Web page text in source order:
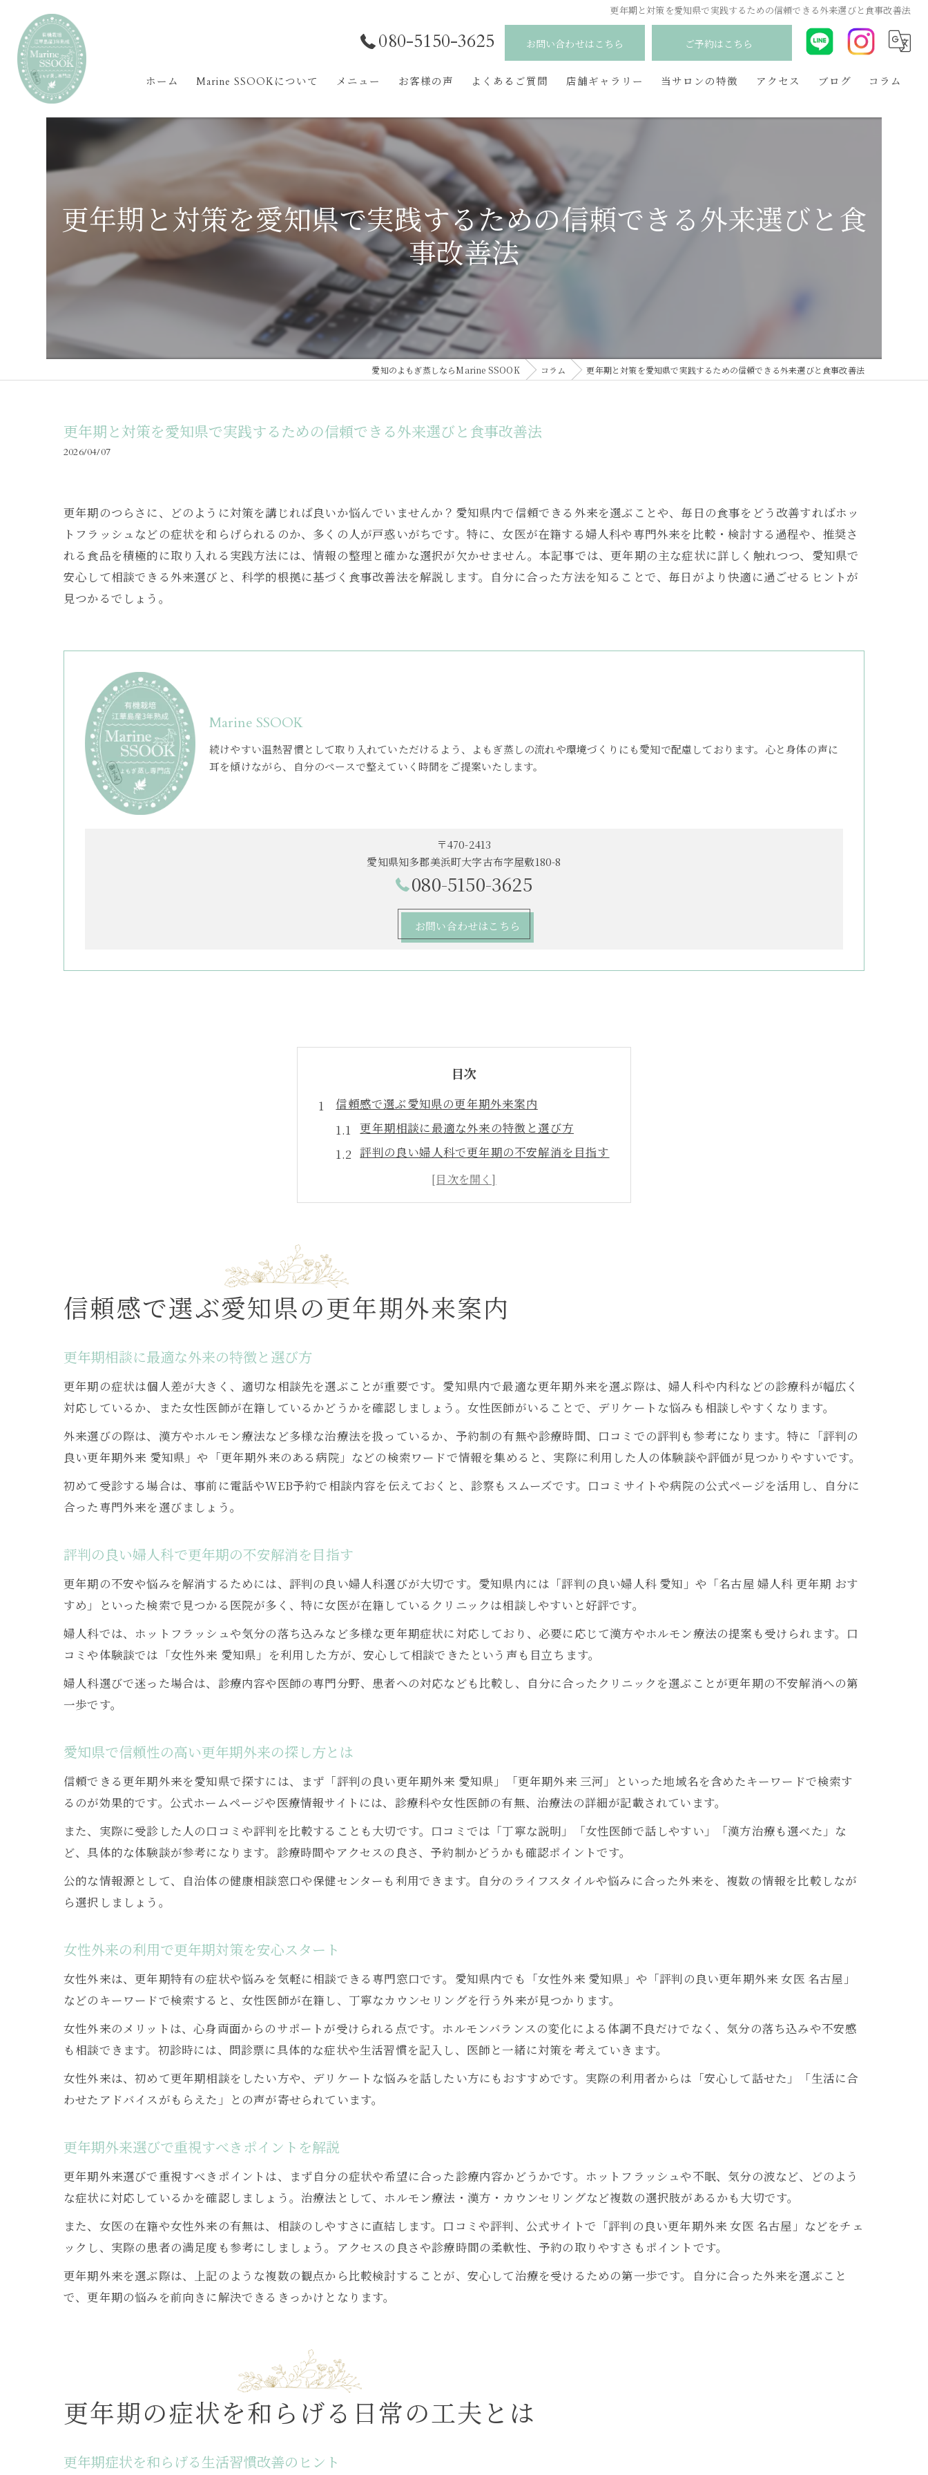
更年期と対策を愛知県で実践するための信頼できる外来選びと食事改善法
080-5150-3625 お問い合わせはこちら ご予約はこちら
ホーム Marine SSOOKについて メニュー お客様の声 よくあるご質問 店舗ギャラリー 当サロンの特徴
更年期
アクセス ブログ コラム
更年期と対策を愛知県で実践するための信頼できる外来選びと食
事改善法
愛知のよもぎ蒸しならMarine SSOOK コラム 更年期と対策を愛知県で実践するための信頼できる外来選びと食事改善法
更年期と対策を愛知県で実践するための信頼できる外来選びと食事改善法
2026/04/07
更年期のつらさに、どのように対策を講じれば良いか悩んでいませんか？愛知県内で信頼できる外来を選ぶことや、毎日の食事をどう改善すればホッ
トフラッシュなどの症状を和らげられるのか、多くの人が戸惑いがちです。特に、女医が在籍する婦人科や専門外来を比較・検討する過程や、推奨さ
れる食品を積極的に取り入れる実践方法には、情報の整理と確かな選択が欠かせません。本記事では、更年期の主な症状に詳しく触れつつ、愛知県で
安心して相談できる外来選びと、科学的根拠に基づく食事改善法を解説します。自分に合った方法を知ることで、毎日がより快適に過ごせるヒントが
見つかるでしょう。
Marine SSOOK
続けやすい温熱習慣として取り入れていただけるよう、よもぎ蒸しの流れや環境づくりにも愛知で配慮しております。心と身体の声に
耳を傾けながら、自分のペースで整えていく時間をご提案いたします。
〒470-2413
愛知県知多郡美浜町大字古布字屋敷180-8
080-5150-3625
お問い合わせはこちら
目次
信頼感で選ぶ愛知県の更年期外来案内
更年期相談に最適な外来の特徴と選び方
評判の良い婦人科で更年期の不安解消を目指す
愛知県で信頼性の高い更年期外来の探し方とは
女性外来の利用で更年期対策を安心スタート
ホットフラッシュ対策に有効な毎日の工夫
更年期に役立つストレス軽減法を取り入れる
女医在籍の外来で安心相談できる更年期対策
女医が対応する更年期外来の安心ポイント
女性外来で受ける更年期相談のメリット
更年期不調を丁寧に聞く女医外来の魅力
女性医師と一緒に考える更年期対策実例
婦人科外来選びで重視する更年期ケアの視点
愛知県内の更年期外来を比較するチェック法
更年期外来の診療内容と選ぶ際のポイント
口コミと経験談から選ぶ婦人科外来の特徴
ホットフラッシュ軽減に役立つ食事法解説
毎日続けやすいホットフラッシュ対策レシピ
更年期のためのバランス食で心身を整える
今注目の更年期サポート法と外来の選び方
最新の更年期サポート法と外来選びの基準
更年期外来の新しいサービスと活用方法
信頼感で選ぶ愛知県の更年期外来案内
更年期相談に最適な外来の特徴と選び方
更年期の症状は個人差が大きく、適切な相談先を選ぶことが重要です。愛知県内で最適な更年期外来を選ぶ際は、婦人科や内科などの診療科が幅広く
対応しているか、また女性医師が在籍しているかどうかを確認しましょう。女性医師がいることで、デリケートな悩みも相談しやすくなります。
外来選びの際は、漢方やホルモン療法など多様な治療法を扱っているか、予約制の有無や診療時間、口コミでの評判も参考になります。特に「評判の
良い更年期外来 愛知県」や「更年期外来のある病院」などの検索ワードで情報を集めると、実際に利用した人の体験談や評価が見つかりやすいです。
初めて受診する場合は、事前に電話やWEB予約で相談内容を伝えておくと、診察もスムーズです。口コミサイトや病院の公式ページを活用し、自分に
合った専門外来を選びましょう。
評判の良い婦人科で更年期の不安解消を目指す
更年期の不安や悩みを解消するためには、評判の良い婦人科選びが大切です。愛知県内には「評判の良い婦人科 愛知」や「名古屋 婦人科 更年期 おす
すめ」といった検索で見つかる医院が多く、特に女医が在籍しているクリニックは相談しやすいと好評です。
婦人科では、ホットフラッシュや気分の落ち込みなど多様な更年期症状に対応しており、必要に応じて漢方やホルモン療法の提案も受けられます。口
コミや体験談では「女性外来 愛知県」を利用した方が、安心して相談できたという声も目立ちます。
婦人科選びで迷った場合は、診療内容や医師の専門分野、患者への対応なども比較し、自分に合ったクリニックを選ぶことが更年期の不安解消への第
一歩です。
愛知県で信頼性の高い更年期外来の探し方とは
信頼できる更年期外来を愛知県で探すには、まず「評判の良い更年期外来 愛知県」「更年期外来 三河」といった地域名を含めたキーワードで検索す
るのが効果的です。公式ホームページや医療情報サイトには、診療科や女性医師の有無、治療法の詳細が記載されています。
また、実際に受診した人の口コミや評判を比較することも大切です。口コミでは「丁寧な説明」「女性医師で話しやすい」「漢方治療も選べた」な
ど、具体的な体験談が参考になります。診療時間やアクセスの良さ、予約制かどうかも確認ポイントです。
公的な情報源として、自治体の健康相談窓口や保健センターも利用できます。自分のライフスタイルや悩みに合った外来を、複数の情報を比較しなが
ら選択しましょう。
女性外来の利用で更年期対策を安心スタート
女性外来は、更年期特有の症状や悩みを気軽に相談できる専門窓口です。愛知県内でも「女性外来 愛知県」や「評判の良い更年期外来 女医 名古屋」
などのキーワードで検索すると、女性医師が在籍し、丁寧なカウンセリングを行う外来が見つかります。
女性外来のメリットは、心身両面からのサポートが受けられる点です。ホルモンバランスの変化による体調不良だけでなく、気分の落ち込みや不安感
も相談できます。初診時には、問診票に具体的な症状や生活習慣を記入し、医師と一緒に対策を考えていきます。
女性外来は、初めて更年期相談をしたい方や、デリケートな悩みを話したい方にもおすすめです。実際の利用者からは「安心して話せた」「生活に合
わせたアドバイスがもらえた」との声が寄せられています。
更年期外来選びで重視すべきポイントを解説
更年期外来選びで重視すべきポイントは、まず自分の症状や希望に合った診療内容かどうかです。ホットフラッシュや不眠、気分の波など、どのよう
な症状に対応しているかを確認しましょう。治療法として、ホルモン療法・漢方・カウンセリングなど複数の選択肢があるかも大切です。
また、女医の在籍や女性外来の有無は、相談のしやすさに直結します。口コミや評判、公式サイトで「評判の良い更年期外来 女医 名古屋」などをチェ
ックし、実際の患者の満足度も参考にしましょう。アクセスの良さや診療時間の柔軟性、予約の取りやすさもポイントです。
更年期外来を選ぶ際は、上記のような複数の観点から比較検討することが、安心して治療を受けるための第一歩です。自分に合った外来を選ぶこと
で、更年期の悩みを前向きに解決できるきっかけとなります。
更年期の症状を和らげる日常の工夫とは
更年期症状を和らげる生活習慣改善のヒント